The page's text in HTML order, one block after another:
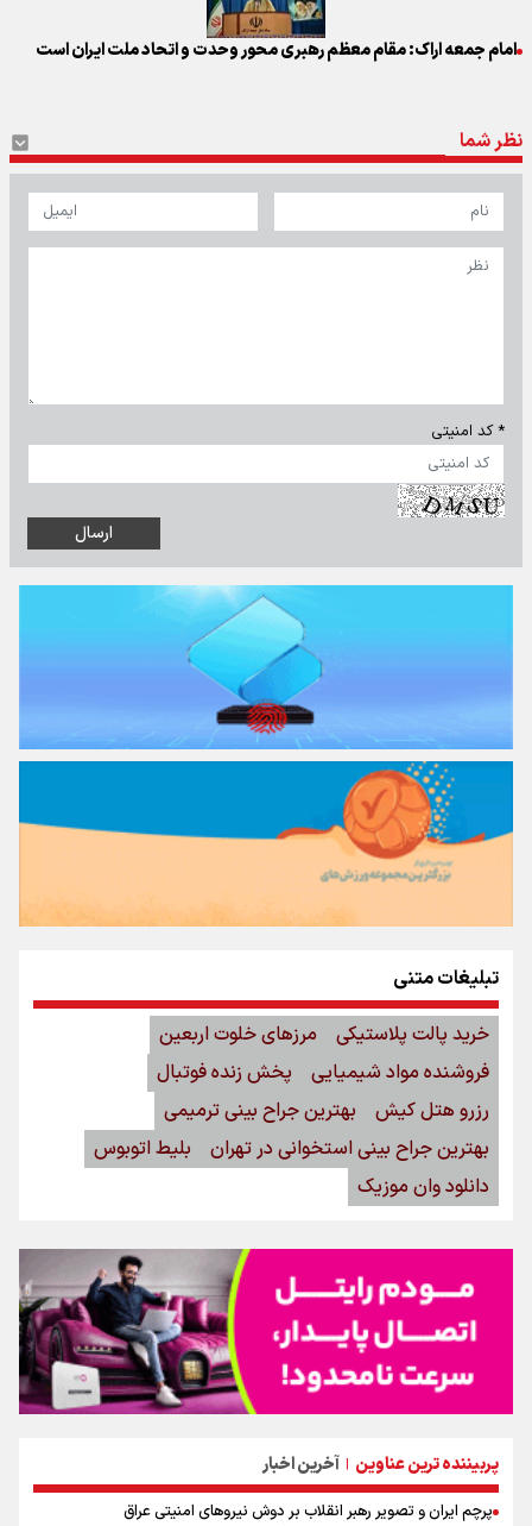
امام جمعه اراک: مقام معظم رهبری محور وحدت و اتحاد ملت ایران است
نظر شما
* کد امنیتی
پربیننده ترین عناوین | آخرین اخبار
پرچم ایران و تصویر رهبر انقلاب بر دوش نیروهای امنیتی عراق
تبلیغات متنی
خرید پالت پلاستیکی
مرزهای خلوت اربعین
فروشنده مواد شیمیایی
پخش زنده فوتبال
رزرو هتل کیش
بهترین جراح بینی ترمیمی
بهترین جراح بینی استخوانی در تهران
بلیط اتوبوس
دانلود وان موزیک